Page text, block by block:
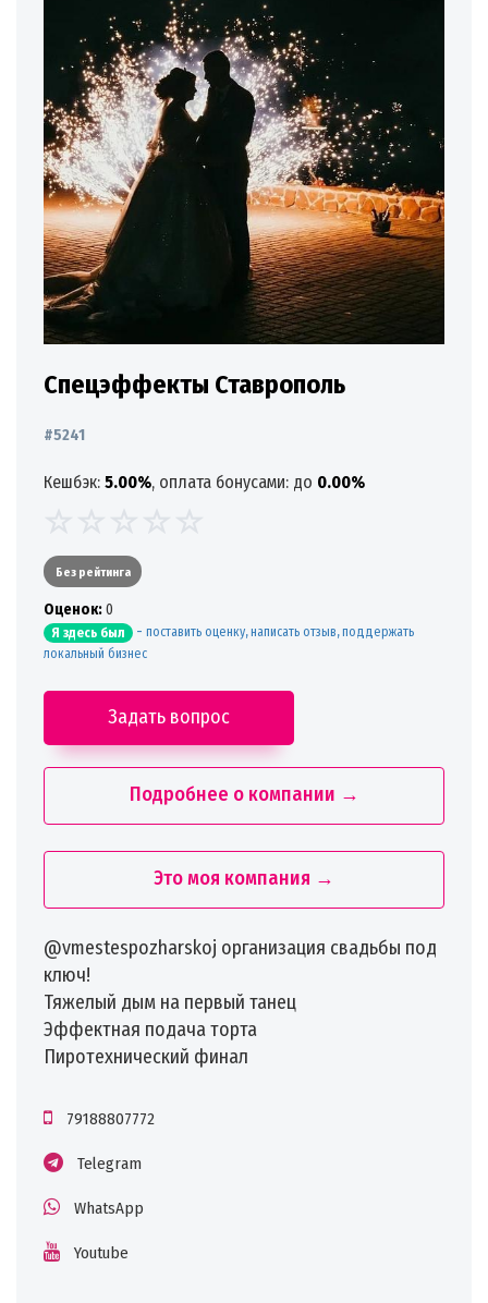
Спецэффекты Ставрополь
#5241
Кешбэк: 5.00%, оплата бонусами: до 0.00%
Без рейтинга
Oценок:0
Я здесь был - поставить оценку, написать отзыв, поддержать
локальный бизнес
Задать вопрос
Подробнее о компании →
Это моя компания →
@vmestespozharskoj организация свадьбы под
ключ!
Тяжелый дым на первый танец
Эффектная подача торта
Пиротехнический финал
79188807772
Telegram
WhatsApp
Youtube